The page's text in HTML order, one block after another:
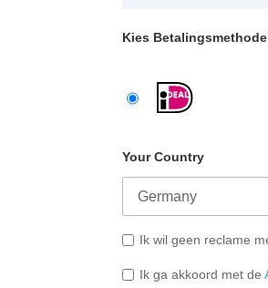
Kies Betalingsmethode
Your Country
Ik wil geen reclame
Ik ga akkoord met de